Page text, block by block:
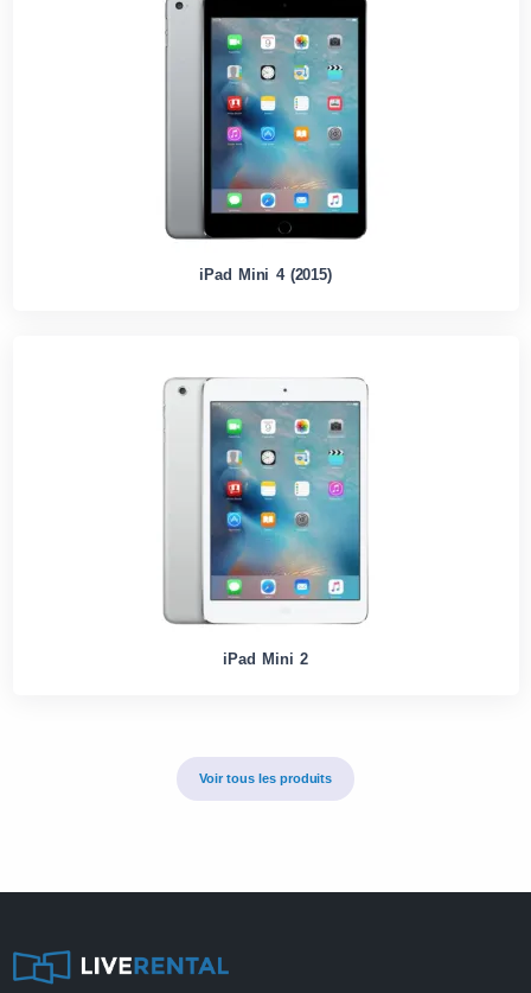
iPad Mini 4 (2015)
iPad Mini 2
Voir tous les produits